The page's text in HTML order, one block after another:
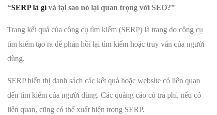
“SERP là gì và tại sao nó lại quan trọng với SEO?”
Trang kết quả của công cụ tìm kiếm (SERP) là trang do công cụ
tìm kiếm tạo ra để phản hồi lại tìm kiếm hoặc truy vấn của người
dùng.
SERP hiển thị danh sách các kết quả hoặc website có liên quan
đến tìm kiếm của người dùng. Các quảng cáo có trả phí, nếu có
liên quan, cũng có thể xuất hiện trong SERP.